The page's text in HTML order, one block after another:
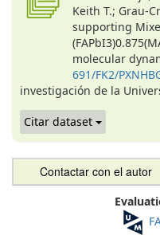
Keith T.; Grau-
supporting
molecular
691/FK2/
investigación de la
Citar dataset
Contactar con el autor